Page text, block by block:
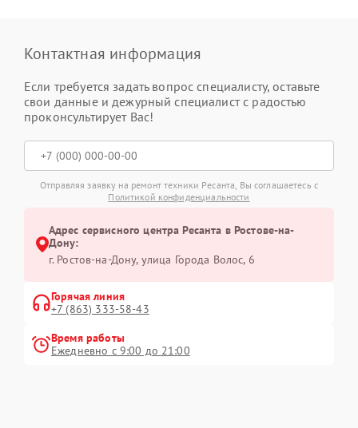
Контактная информация
Если требуется задать вопрос специалисту, оставьте
свои данные и дежурный специалист с радостью
проконсультирует Вас!
Отправляя заявку на ремонт техники Ресанта, Вы соглашаетесь с
Политикой конфиденциальности
Адрес сервисного центра Ресанта в Ростове-на-
Дону:
г. Ростов-на-Дону, улица Города Волос, 6
Горячая линия
+7 (863) 333-58-43
Время работы
Ежедневно с 9:00 до 21:00